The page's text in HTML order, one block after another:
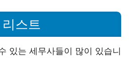
스트
있는 세무사들이 많이 있습니